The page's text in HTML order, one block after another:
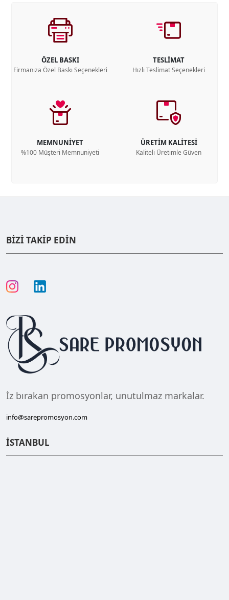
ÖZEL BASKI
Firmanıza Özel Baskı Seçenekleri
TESLİMAT
Hızlı Teslimat Seçenekleri
MEMNUNİYET
%100 Müşteri Memnuniyeti
ÜRETİM KALİTESİ
Kaliteli Üretimle Güven
BİZİ TAKİP EDİN
İz bırakan promosyonlar, unutulmaz markalar.
info@sarepromosyon.com
İSTANBUL